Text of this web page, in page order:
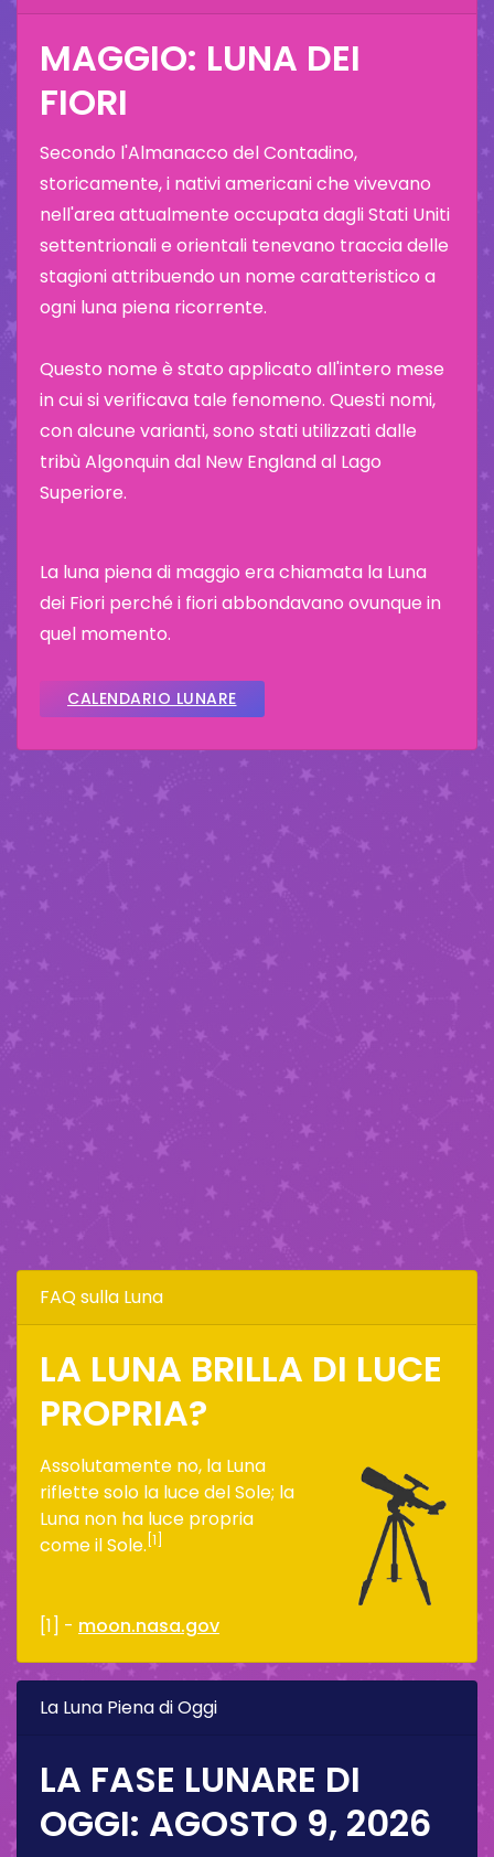
MAGGIO: LUNA DEI
FIORI
Secondo l'Almanacco del Contadino,
storicamente, i nativi americani che vivevano
nell'area attualmente occupata dagli Stati Uniti
settentrionali e orientali tenevano traccia delle
stagioni attribuendo un nome caratteristico a
ogni luna piena ricorrente.
Questo nome è stato applicato all'intero mese
in cui si verificava tale fenomeno. Questi nomi,
con alcune varianti, sono stati utilizzati dalle
tribù Algonquin dal New England al Lago
Superiore.
La luna piena di maggio era chiamata la Luna
dei Fiori perché i fiori abbondavano ovunque in
quel momento.
CALENDARIO LUNARE
FAQ sulla Luna
LA LUNA BRILLA DI LUCE
PROPRIA?
Assolutamente no, la Luna
riflette solo la luce del Sole; la
Luna non ha luce propria
come il Sole. [1]
[1] - moon.nasa.gov
La Luna Piena di Oggi
LA FASE LUNARE DI
OGGI: AGOSTO 9, 2026